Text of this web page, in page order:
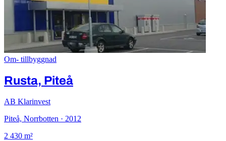
Om- tillbyggnad
Rusta, Piteå
AB Klarinvest
Piteå, Norrbotten · 2012
2 430 m²